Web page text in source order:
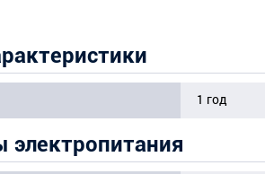
1 год
электропитания